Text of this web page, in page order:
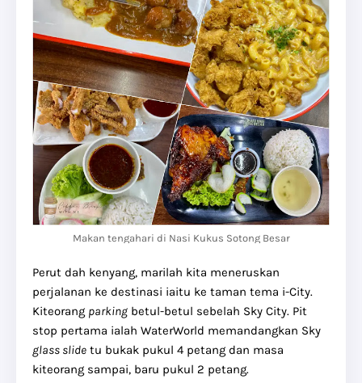
Makan tengahari di Nasi Kukus Sotong Besar
Perut dah kenyang, marilah kita meneruskan
perjalanan ke destinasi iaitu ke taman tema i-City.
Kiteorang parking betul-betul sebelah Sky City. Pit
stop pertama ialah WaterWorld memandangkan Sky
glass slide tu bukak pukul 4 petang dan masa
kiteorang sampai, baru pukul 2 petang.